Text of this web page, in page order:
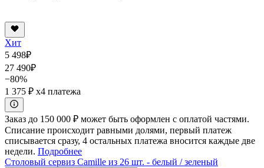
Хит
5 498₽
27 490₽
−80%
1 375 ₽ x4 платежа
Заказ до 150 000 ₽ может быть оформлен с оплатой частями.
Списание происходит равными долями, первый платеж
списывается сразу, 4 остальных платежа вносится каждые две
недели. Подробнее
Столовый сервиз Camille из 26 шт. - белый / зеленый